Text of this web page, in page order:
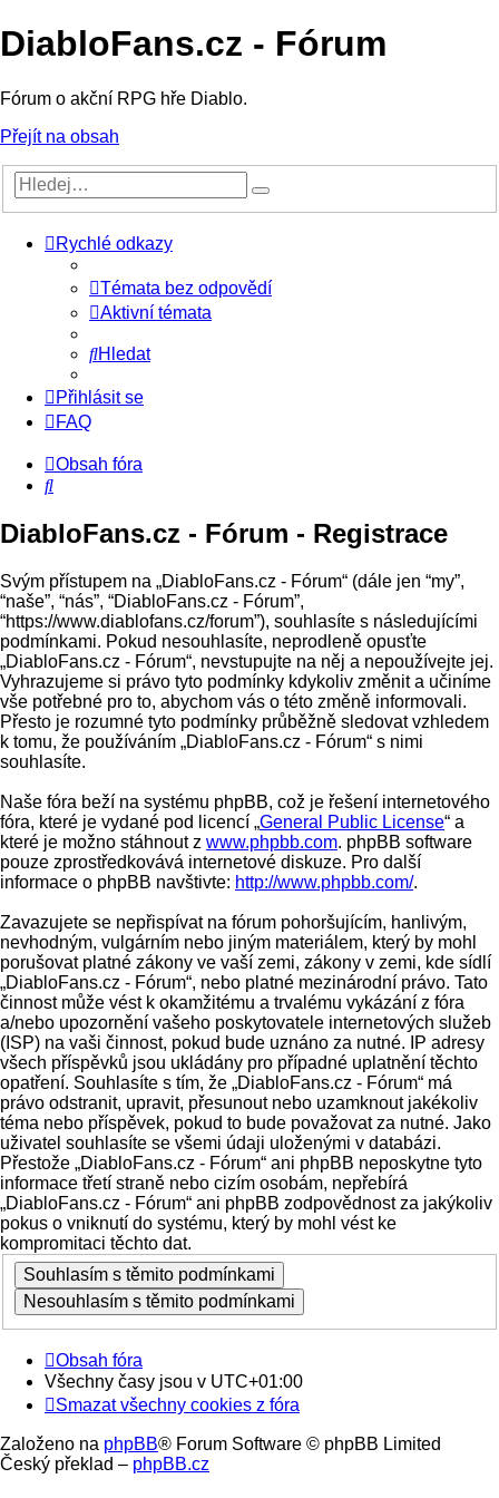
DiabloFans.cz - Fórum
Fórum o akční RPG hře Diablo.
Přejít na obsah
Rychlé odkazy
Témata bez odpovědí
Aktivní témata
Hledat
Přihlásit se
FAQ
Obsah fóra
Hledat
DiabloFans.cz - Fórum - Registrace
Svým přístupem na „DiabloFans.cz - Fórum“ (dále jen “my”,
“naše”, “nás”, “DiabloFans.cz - Fórum”,
“https://www.diablofans.cz/forum”), souhlasíte s následujícími
podmínkami. Pokud nesouhlasíte, neprodleně opusťte
„DiabloFans.cz - Fórum“, nevstupujte na něj a nepoužívejte jej.
Vyhrazujeme si právo tyto podmínky kdykoliv změnit a učiníme
vše potřebné pro to, abychom vás o této změně informovali.
Přesto je rozumné tyto podmínky průběžně sledovat vzhledem
k tomu, že používáním „DiabloFans.cz - Fórum“ s nimi
souhlasíte.
Naše fóra beží na systému phpBB, což je řešení internetového
fóra, které je vydané pod licencí „General Public License“ a
které je možno stáhnout z www.phpbb.com. phpBB software
pouze zprostředkovává internetové diskuze. Pro další
informace o phpBB navštivte: http://www.phpbb.com/.
Zavazujete se nepřispívat na fórum pohoršujícím, hanlivým,
nevhodným, vulgárním nebo jiným materiálem, který by mohl
porušovat platné zákony ve vaší zemi, zákony v zemi, kde sídlí
„DiabloFans.cz - Fórum“, nebo platné mezinárodní právo. Tato
činnost může vést k okamžitému a trvalému vykázání z fóra
a/nebo upozornění vašeho poskytovatele internetových služeb
(ISP) na vaši činnost, pokud bude uznáno za nutné. IP adresy
všech příspěvků jsou ukládány pro případné uplatnění těchto
opatření. Souhlasíte s tím, že „DiabloFans.cz - Fórum“ má
právo odstranit, upravit, přesunout nebo uzamknout jakékoliv
téma nebo příspěvek, pokud to bude považovat za nutné. Jako
uživatel souhlasíte se všemi údaji uloženými v databázi.
Přestože „DiabloFans.cz - Fórum“ ani phpBB neposkytne tyto
informace třetí straně nebo cizím osobám, nepřebírá
„DiabloFans.cz - Fórum“ ani phpBB zodpovědnost za jakýkoliv
pokus o vniknutí do systému, který by mohl vést ke
kompromitaci těchto dat.
Obsah fóra
Všechny časy jsou v UTC+01:00
Smazat všechny cookies z fóra
Založeno na phpBB® Forum Software © phpBB Limited
Český překlad – phpBB.cz